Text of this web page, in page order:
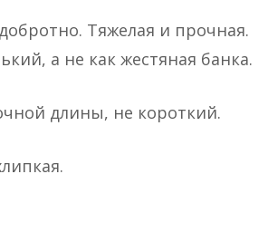
Тяжелая и прочная.
а не как жестяная банка.
длины, не короткий.